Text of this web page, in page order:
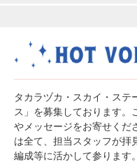
タカラヅカ・スカイ・ステ
ス」を募集しております。
やメッセージをお寄せくだ
は全て、担当スタッフが拝
編成等に活かして参ります。